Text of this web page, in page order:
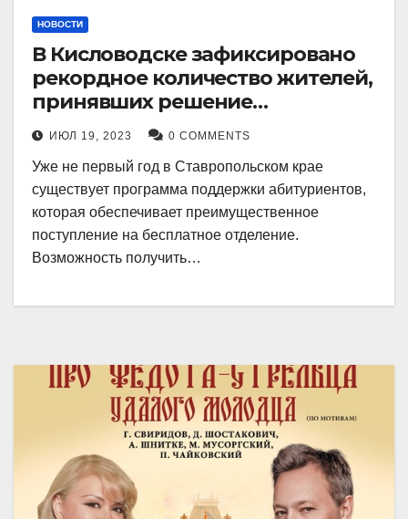
НОВОСТИ
В Кисловодске зафиксировано
рекордное количество жителей,
принявших решение
воспользоваться
установленными мерами, с
целью поступления в
медицинский вуз в районе.
ИЮЛ 19, 2023 0 COMMENTS
Уже не первый год в Ставропольском крае
существует программа поддержки абитуриентов,
которая обеспечивает преимущественное
поступление на бесплатное отделение.
Возможность получить…